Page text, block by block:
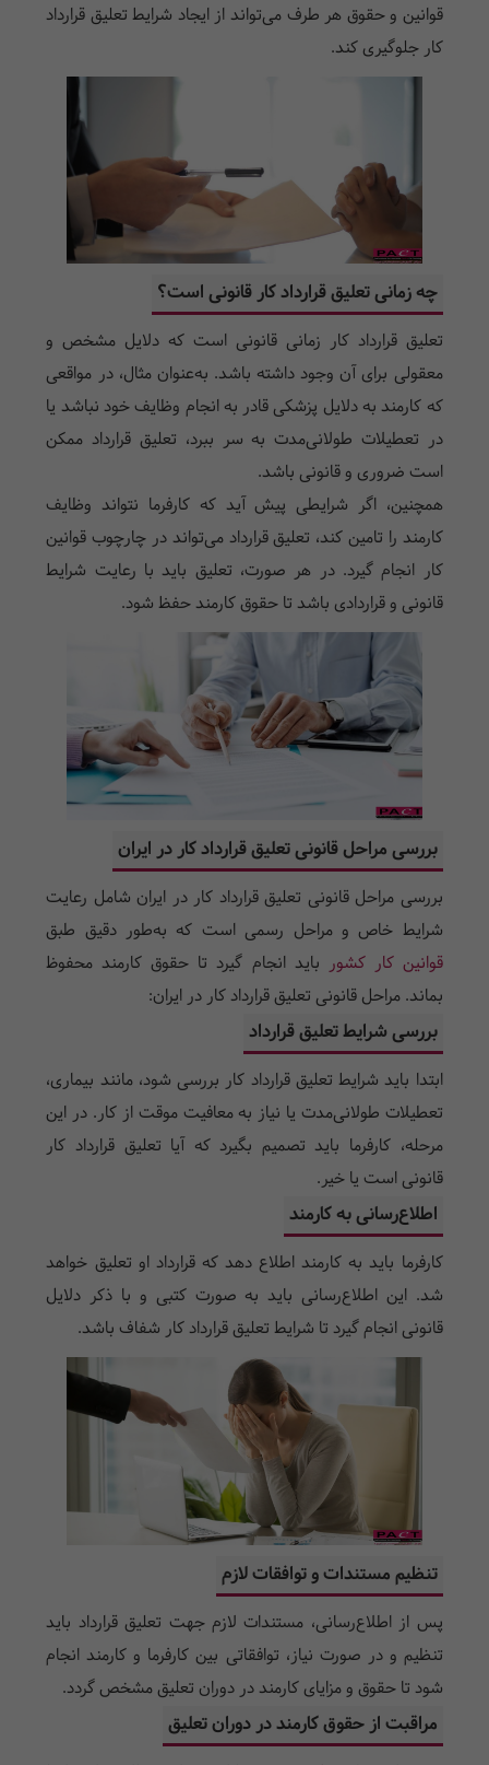
قوانین و حقوق هر طرف می‌تواند از ایجاد شرایط تعلیق قرارداد
کار جلوگیری کند.
چه زمانی تعلیق قرارداد کار قانونی است؟
تعلیق قرارداد کار زمانی قانونی است که دلایل مشخص و
معقولی برای آن وجود داشته باشد. به‌عنوان مثال، در مواقعی
که کارمند به دلایل پزشکی قادر به انجام وظایف خود نباشد یا
در تعطیلات طولانی‌مدت به سر ببرد، تعلیق قرارداد ممکن
است ضروری و قانونی باشد.
همچنین، اگر شرایطی پیش آید که کارفرما نتواند وظایف
کارمند را تامین کند، تعلیق قرارداد می‌تواند در چارچوب قوانین
کار انجام گیرد. در هر صورت، تعلیق باید با رعایت شرایط
قانونی و قراردادی باشد تا حقوق کارمند حفظ شود.
بررسی مراحل قانونی تعلیق قرارداد کار در ایران
بررسی مراحل قانونی تعلیق قرارداد کار در ایران شامل رعایت
شرایط خاص و مراحل رسمی است که به‌طور دقیق طبق
قوانین کار کشور باید انجام گیرد تا حقوق کارمند محفوظ
بماند. مراحل قانونی تعلیق قرارداد کار در ایران:
بررسی شرایط تعلیق قرارداد
ابتدا باید شرایط تعلیق قرارداد کار بررسی شود، مانند بیماری،
تعطیلات طولانی‌مدت یا نیاز به معافیت موقت از کار. در این
مرحله، کارفرما باید تصمیم بگیرد که آیا تعلیق قرارداد کار
قانونی است یا خیر.
اطلاع‌رسانی به کارمند
کارفرما باید به کارمند اطلاع دهد که قرارداد او تعلیق خواهد
شد. این اطلاع‌رسانی باید به صورت کتبی و با ذکر دلایل
قانونی انجام گیرد تا شرایط تعلیق قرارداد کار شفاف باشد.
تنظیم مستندات و توافقات لازم
پس از اطلاع‌رسانی، مستندات لازم جهت تعلیق قرارداد باید
تنظیم و در صورت نیاز، توافقاتی بین کارفرما و کارمند انجام
شود تا حقوق و مزایای کارمند در دوران تعلیق مشخص گردد.
مراقبت از حقوق کارمند در دوران تعلیق